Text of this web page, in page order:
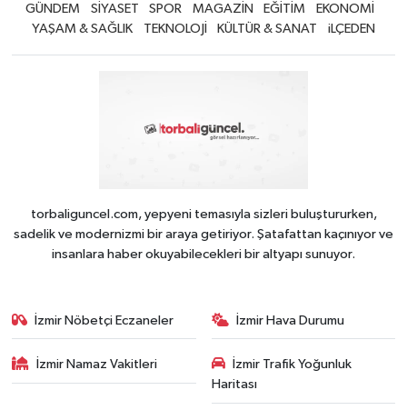
GÜNDEM SİYASET SPOR MAGAZİN EĞİTİM
EKONOMİ
YAŞAM & SAĞLIK
TEKNOLOJİ KÜLTÜR & SANAT iLÇEDEN
torbaliguncel.com, yepyeni temasıyla sizleri buluştururken,
sadelik ve modernizmi bir araya getiriyor. Şatafattan kaçınıyor ve
insanlara haber okuyabilecekleri bir altyapı sunuyor.
İzmir Nöbetçi Eczaneler İzmir Hava Durumu
İzmir Namaz Vakitleri
İzmir Trafik Yoğunluk
Haritası